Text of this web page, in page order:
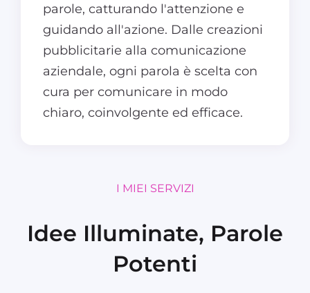
parole, catturando l'attenzione e
guidando all'azione. Dalle creazioni
pubblicitarie alla comunicazione
aziendale, ogni parola è scelta con
cura per comunicare in modo
chiaro, coinvolgente ed efficace.
I MIEI SERVIZI
Idee Illuminate, Parole
Potenti